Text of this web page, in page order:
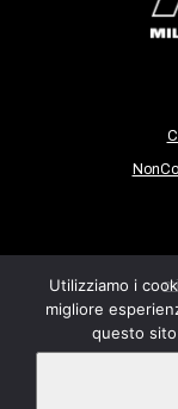
Utilizziamo i
migliore
questo